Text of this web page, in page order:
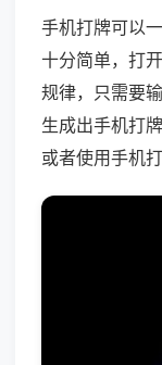
手机打牌可以
十分简单，打
规律，只需要
生成出手机打
或者使用手机